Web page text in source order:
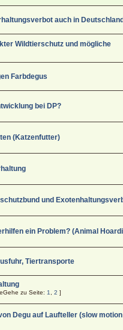
auch in
Wildtierschutz und mögliche
Farbdegus
bei DP?
(Katzenfutter)
und
ein Problem? (Animal
Tiertransporte
Gehe zu Seite: 1 ,2 ]
Degu auf Laufteller (slow motion